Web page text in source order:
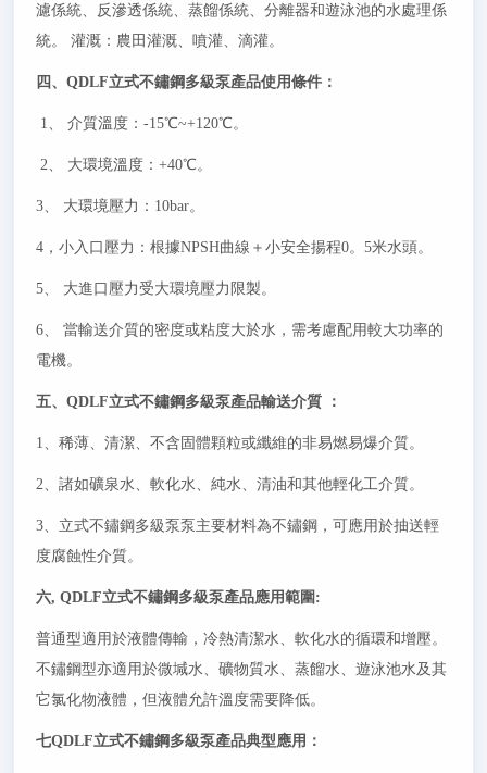
濾係統、反滲透係統、蒸餾係統、分離器和遊泳池的水處理係
統。 灌溉：農田灌溉、噴灌、滴灌。
四、QDLF立式不鏽鋼多級泵產品使用條件：
1、 介質溫度：-15℃~+120℃。
2、 大環境溫度：+40℃。
3、 大環境壓力：10bar。
4 ，小入口壓力：根據NPSH曲線＋小安全揚程0。5米水頭。
5、 大進口壓力受大環境壓力限製。
6、 當輸送介質的密度或粘度大於水，需考慮配用較大功率的
電機。
五、QDLF立式不鏽鋼多級泵產品輸送介質 ：
1、稀薄、清潔、不含固體顆粒或纖維的非易燃易爆介質。
2、諸如礦泉水、軟化水、純水、清油和其他輕化工介質。
3、立式不鏽鋼多級泵泵主要材料為不鏽鋼，可應用於抽送輕
度腐蝕性介質。
六, QDLF立式不鏽鋼多級泵產品應用範圍:
普通型適用於液體傳輸，冷熱清潔水、軟化水的循環和增壓。
不鏽鋼型亦適用於微堿水、礦物質水、蒸餾水、遊泳池水及其
它氯化物液體，但液體允許溫度需要降低。
七QDLF立式不鏽鋼多級泵產品典型應用：